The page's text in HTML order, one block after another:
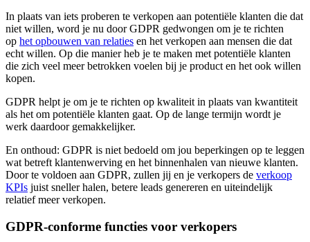
In plaats van iets proberen te verkopen aan potentiële klanten die dat
niet willen, word je nu door GDPR gedwongen om je te richten
op het opbouwen van relaties en het verkopen aan mensen die dat
echt willen. Op die manier heb je te maken met potentiële klanten
die zich veel meer betrokken voelen bij je product en het ook willen
kopen.
GDPR helpt je om je te richten op kwaliteit in plaats van kwantiteit
als het om potentiële klanten gaat. Op de lange termijn wordt je
werk daardoor gemakkelijker.
En onthoud: GDPR is niet bedoeld om jou beperkingen op te leggen
wat betreft klantenwerving en het binnenhalen van nieuwe klanten.
Door te voldoen aan GDPR, zullen jij en je verkopers de verkoop
KPIs juist sneller halen, betere leads genereren en uiteindelijk
relatief meer verkopen.
GDPR-conforme functies voor verkopers